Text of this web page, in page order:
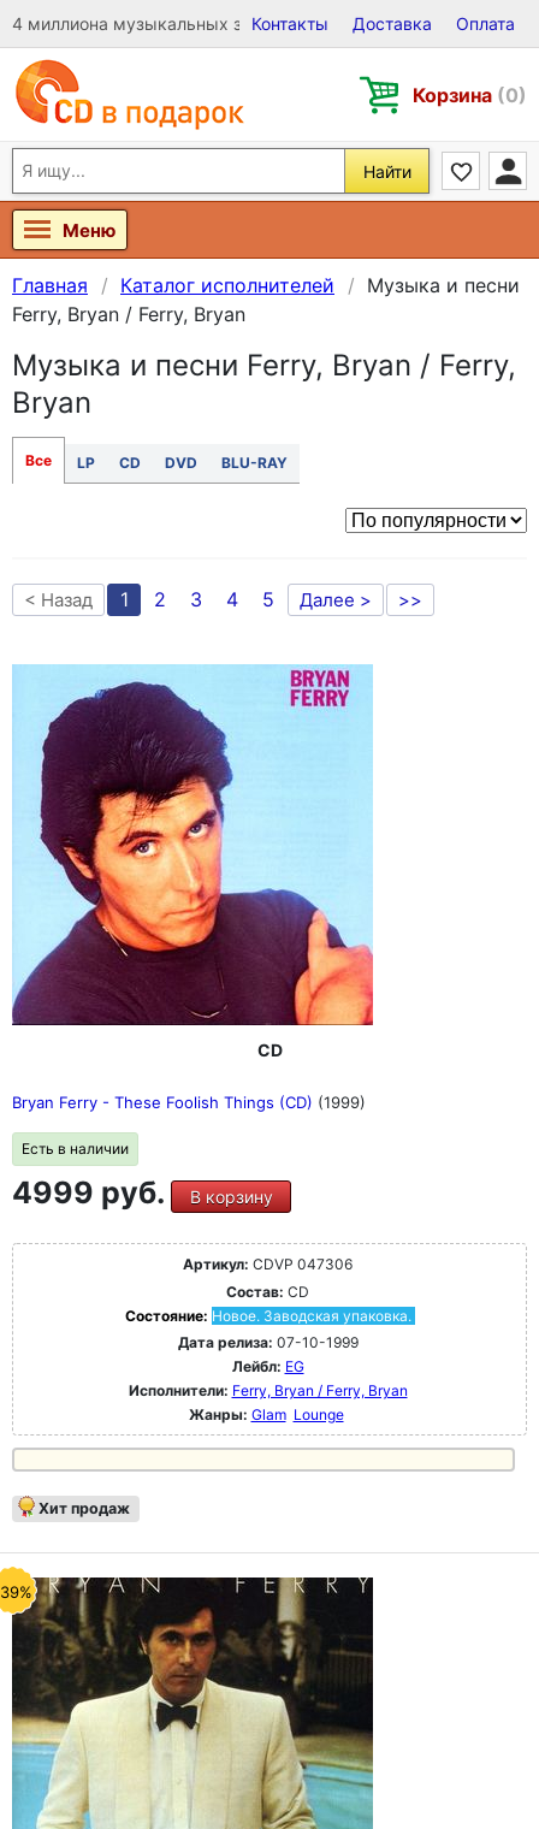
4 миллиона музыкальных записей на Виниле, CD и DVD
Контакты Доставка Оплата
Корзина (0)
Найти
Меню
Главная Каталог исполнителей
Музыка и песни
Ferry, Bryan / Ferry, Bryan
Музыка и песни Ferry, Bryan / Ferry,
Bryan
Все LP CD DVD BLU-RAY
< Назад 1 2 3 4 5 Далее > >>
CD
Bryan Ferry - These Foolish Things (CD) (1999)
Есть в наличии
4999 руб. В корзину
Артикул: CDVP 047306
Состав: CD
Состояние: Новое. Заводская упаковка.
Дата релиза: 07-10-1999
Лейбл: EG
Исполнители: Ferry, Bryan / Ferry, Bryan
Жанры: Glam Lounge
Хит продаж